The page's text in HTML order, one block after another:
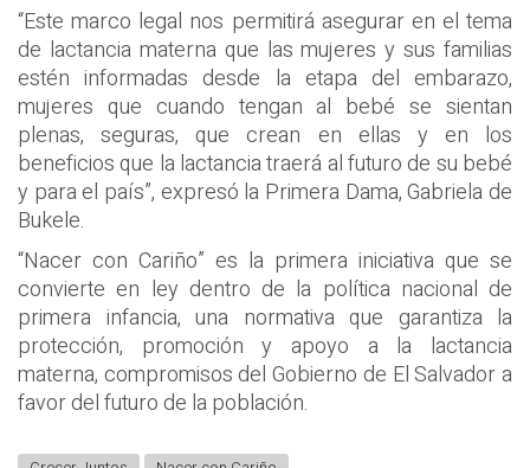
“Este marco legal nos permitirá asegurar en el tema
de lactancia materna que las mujeres y sus familias
estén informadas desde la etapa del embarazo,
mujeres que cuando tengan al bebé se sientan
plenas, seguras, que crean en ellas y en los
beneficios que la lactancia traerá al futuro de su bebé
y para el país”, expresó la Primera Dama, Gabriela de
Bukele.
“Nacer con Cariño” es la primera iniciativa que se
convierte en ley dentro de la política nacional de
primera infancia, una normativa que garantiza la
protección, promoción y apoyo a la lactancia
materna, compromisos del Gobierno de El Salvador a
favor del futuro de la población.